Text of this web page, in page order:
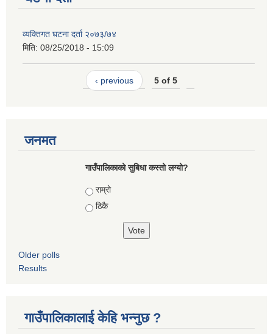
व्यक्तिगत घटना दर्ता २०७३/७४
मिति: 08/25/2018 - 15:09
‹ previous 5 of 5
जनमत
गाउँपालिकाको सुबिधा कस्तो लग्यो?
Choices
राम्रो
ठिकै
Older polls
Results
गाउँपालिकालाई केहि भन्नुछ ?